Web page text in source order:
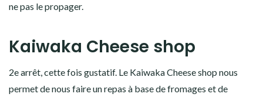
Aujourd’hui, l’objectif est de rejoindre l’agence Mc Rent avant